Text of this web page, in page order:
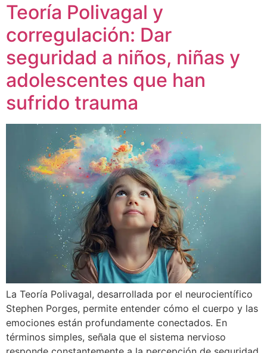
Teoría Polivagal y
corregulación: Dar
seguridad a niños, niñas y
adolescentes que han
sufrido trauma
La Teoría Polivagal, desarrollada por el neurocientífico
Stephen Porges, permite entender cómo el cuerpo y las
emociones están profundamente conectados. En
términos simples, señala que el sistema nervioso